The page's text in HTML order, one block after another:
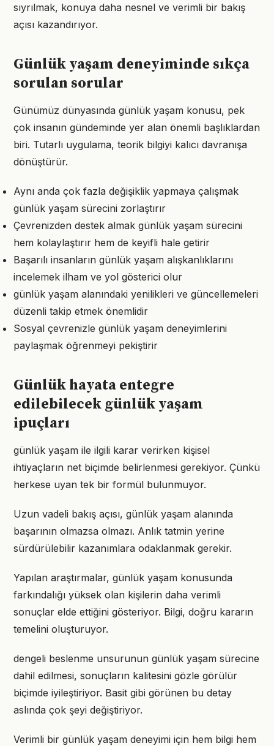
sıyrılmak, konuya daha nesnel ve verimli bir bakış
açısı kazandırıyor.
Günlük yaşam deneyiminde sıkça
sorulan sorular
Günümüz dünyasında günlük yaşam konusu, pek
çok insanın gündeminde yer alan önemli başlıklardan
biri. Tutarlı uygulama, teorik bilgiyi kalıcı davranışa
dönüştürür.
Aynı anda çok fazla değişiklik yapmaya çalışmak
günlük yaşam sürecini zorlaştırır
Çevrenizden destek almak günlük yaşam sürecini
hem kolaylaştırır hem de keyifli hale getirir
Başarılı insanların günlük yaşam alışkanlıklarını
incelemek ilham ve yol gösterici olur
günlük yaşam alanındaki yenilikleri ve güncellemeleri
düzenli takip etmek önemlidir
Sosyal çevrenizle günlük yaşam deneyimlerini
paylaşmak öğrenmeyi pekiştirir
Günlük hayata entegre
edilebilecek günlük yaşam
ipuçları
günlük yaşam ile ilgili karar verirken kişisel
ihtiyaçların net biçimde belirlenmesi gerekiyor. Çünkü
herkese uyan tek bir formül bulunmuyor.
Uzun vadeli bakış açısı, günlük yaşam alanında
başarının olmazsa olmazı. Anlık tatmin yerine
sürdürülebilir kazanımlara odaklanmak gerekir.
Yapılan araştırmalar, günlük yaşam konusunda
farkındalığı yüksek olan kişilerin daha verimli
sonuçlar elde ettiğini gösteriyor. Bilgi, doğru kararın
temelini oluşturuyor.
dengeli beslenme unsurunun günlük yaşam sürecine
dahil edilmesi, sonuçların kalitesini gözle görülür
biçimde iyileştiriyor. Basit gibi görünen bu detay
aslında çok şeyi değiştiriyor.
Verimli bir günlük yaşam deneyimi için hem bilgi hem